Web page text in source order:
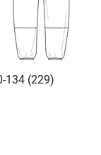
134 (229)